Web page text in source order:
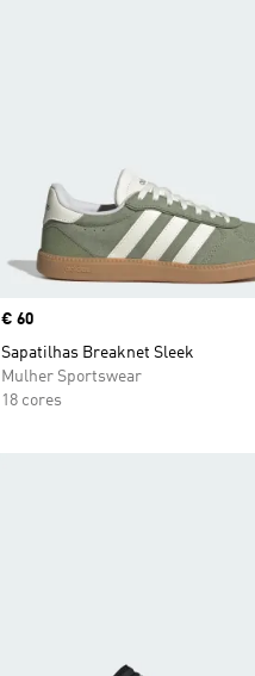
Price
€ 60
Sapatilhas Breaknet Sleek
Mulher Sportswear
18 cores